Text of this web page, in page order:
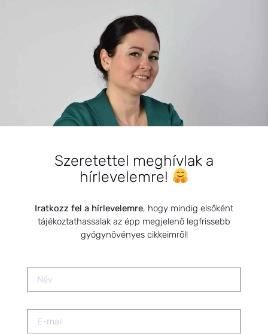
BEMUTATKOZÁS
egészségügyi biomérnök, fitoterapeuta és édesanya.
Küldetésem a gyógynövények hatékony
férfiak egészségének megőrzése és helyreállítása.
E-mail cím
Szeretettel meghívlak a
hírlevelemre!
Iratkozz fel a hírlevelemre, hogy mindig elsőként
tájékoztathassalak az épp megjelenő legfrissebb
gyógynövényes cikkeimről!